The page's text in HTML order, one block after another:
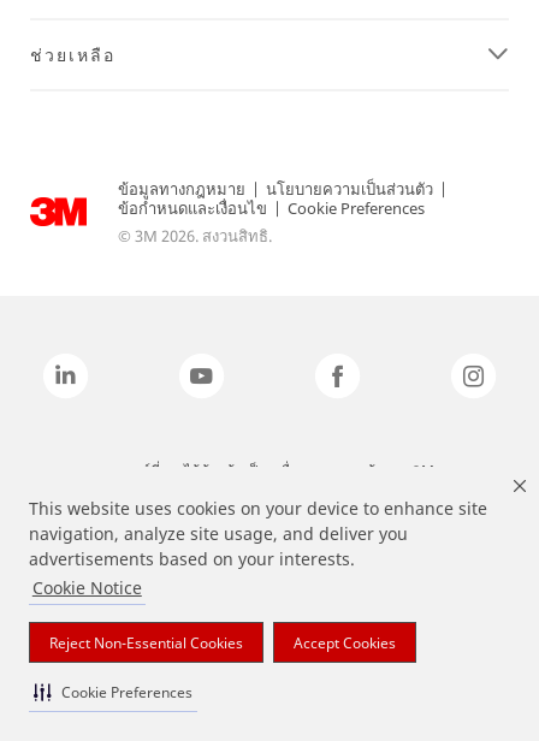
This website uses cookies on your device to enhance site
navigation, analyze site usage, and deliver you
advertisements based on your interests.
Cookie Notice
Reject Non-Essential Cookies Accept Cookies
Cookie Preferences
ช่วยเหลือ
ข้อมูลทางกฎหมาย | นโยบายความเป็นส่วนตัว |
ข้อกำหนดและเงื่อนไข | Cookie Preferences
© 3M 2026. สงวนสิทธิ.
แบรนด์ที่ระบุไว้ข้างต้นเป็นเครื่องหมายการค้าของ 3M